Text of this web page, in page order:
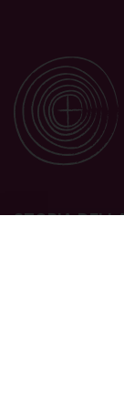
STORIA
La Diocesi di
alla Regione
È costituita da
Padova,
È retta dal